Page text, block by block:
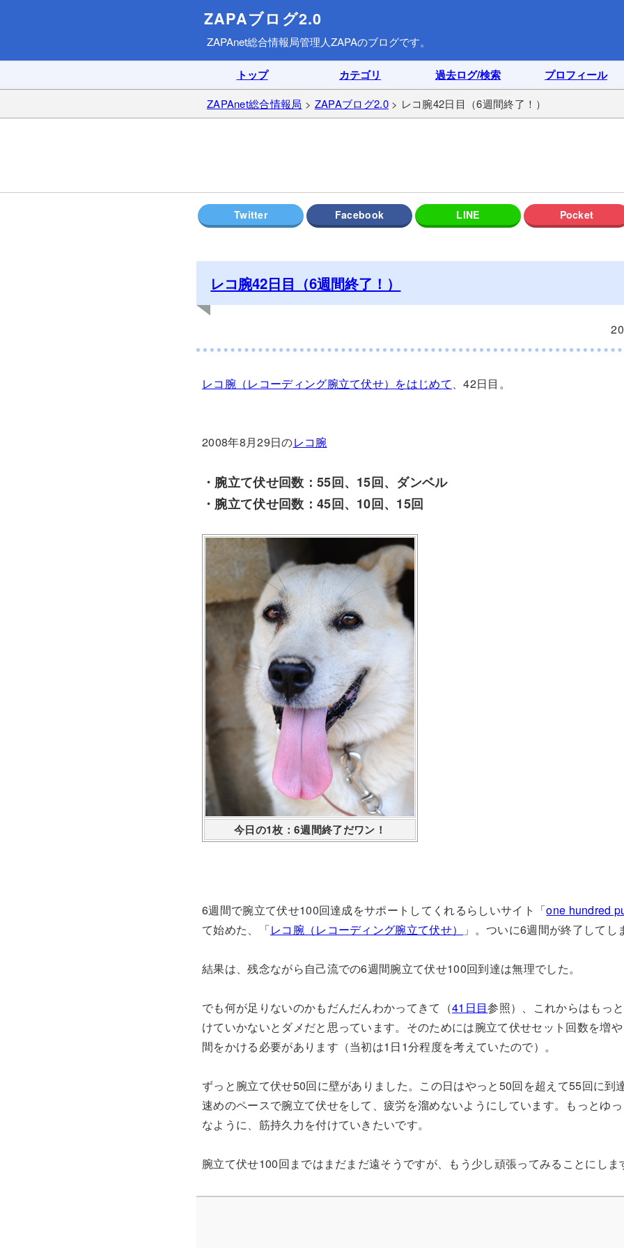
ZAPAブログ2.0
ZAPAnet総合情報局管理人ZAPAのブログです。
トップ カテゴリ 過去ログ/検索 プロフィール
ZAPAnet総合情報局 > ZAPAブログ2.0> レコ腕42日目（6週間終了！）
レコ腕42日目（6週間終了！）
レコ腕（レコーディング腕立て伏せ）をはじめて、42日目。
2008年8月29日のレコ腕
・腕立て伏せ回数：55回、15回、ダンベル
・腕立て伏せ回数：45回、10回、15回
今日の1枚：6週間終了だワン！
6週間で腕立て伏せ100回達成をサポートしてくれるらしいサイト「one hundred
て始めた、「レコ腕（レコーディング腕立て伏せ） 」。ついに6週間が終了してし
結果は、残念ながら自己流での6週間腕立て伏せ100回到達は無理でした。
でも何が足りないのかもだんだんわかってきて（41日目参照）、これからはもっ
けていかないとダメだと思っています。そのためには腕立て伏せセット回数を増
間をかける必要があります（当初は1日1分程度を考えていたので）。
ずっと腕立て伏せ50回に壁がありました。この日はやっと50回を超えて55回に到
速めのペースで腕立て伏せをして、疲労を溜めないようにしています。もっとゆ
なように、筋持久力を付けていきたいです。
腕立て伏せ100回まではまだまだ遠そうですが、もう少し頑張ってみることにしま